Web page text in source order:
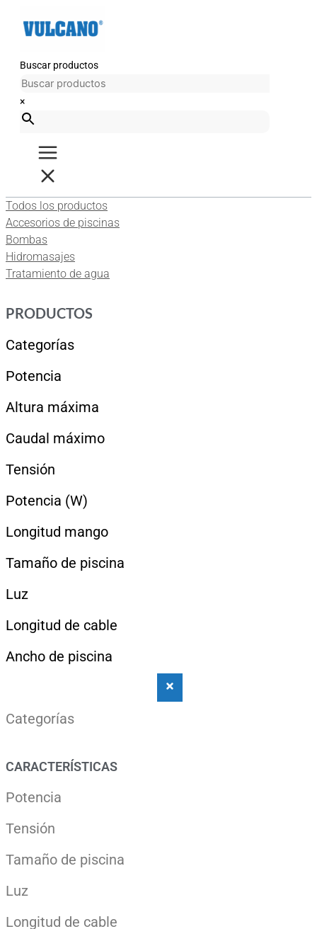
Buscar productos
×
Todos los productos
Accesorios de piscinas
Bombas
Hidromasajes
Tratamiento de agua
PRODUCTOS
Categorías
Potencia
Altura máxima
Caudal máximo
Tensión
Potencia (W)
Longitud mango
Tamaño de piscina
Luz
Longitud de cable
Ancho de piscina
Categorías
CARACTERÍSTICAS
Potencia
Tensión
Tamaño de piscina
Luz
Longitud de cable